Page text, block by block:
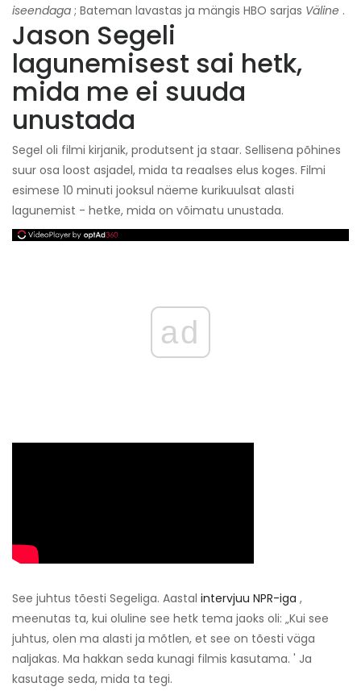
iseendaga ; Bateman lavastas ja mängis HBO sarjas Väline .
Jason Segeli
lagunemisest sai hetk,
mida me ei suuda
unustada
Segel oli filmi kirjanik, produtsent ja staar. Sellisena põhines
suur osa loost asjadel, mida ta reaalses elus koges. Filmi
esimese 10 minuti jooksul näeme kurikuulsat alasti
lagunemist - hetke, mida on võimatu unustada.
ad
See juhtus tõesti Segeliga. Aastal intervjuu NPR-iga ,
meenutas ta, kui oluline see hetk tema jaoks oli: „Kui see
juhtus, olen ma alasti ja mõtlen, et see on tõesti väga
naljakas. Ma hakkan seda kunagi filmis kasutama. ' Ja
kasutage seda, mida ta tegi.